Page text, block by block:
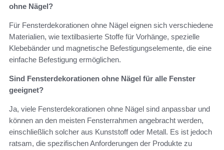
ohne Nägel?
Für Fensterdekorationen ohne Nägel eignen sich verschiedene
Materialien, wie textilbasierte Stoffe für Vorhänge, spezielle
Klebebänder und magnetische Befestigungselemente, die eine
einfache Befestigung ermöglichen.
Sind Fensterdekorationen ohne Nägel für alle Fenster
geeignet?
Ja, viele Fensterdekorationen ohne Nägel sind anpassbar und
können an den meisten Fensterrahmen angebracht werden,
einschließlich solcher aus Kunststoff oder Metall. Es ist jedoch
ratsam, die spezifischen Anforderungen der Produkte zu